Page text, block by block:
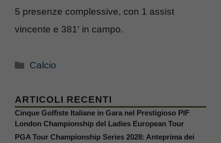
5 presenze complessive, con 1 assist
vincente e 381′ in campo.
Categorie
Calcio
ARTICOLI RECENTI
Cinque Golfiste Italiane in Gara nel Prestigioso PIF
London Championship del Ladies European Tour
PGA Tour Championship Series 2028: Anteprima dei